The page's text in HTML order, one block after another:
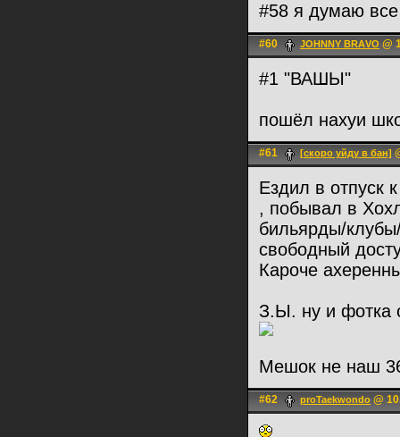
#58 я думаю
#60 JOHNNY BRАVO @
#1 "ВАШЫ"
пошёл нахуи
#61 [скоро уйду в бан]
Ездил в отпуск
, побывал в
бильярды/
свободный
Кароче
З.Ы. ну и фотка
Мешок не наш
#62 proTaekwondo @